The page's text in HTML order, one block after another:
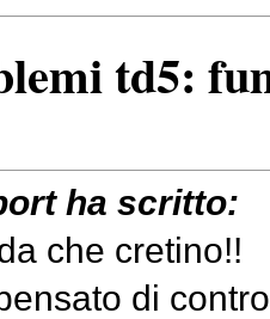
td5:
ha scritto:
che cretino!!
di